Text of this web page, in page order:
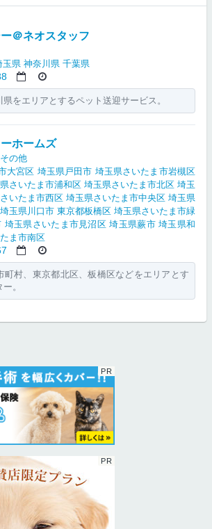
＠ネオスタッフ
玉県 神奈川県 千葉県
をエリアとするペット送迎サービス。
ホームズ
その他
大宮区 埼玉県戸田市 埼玉県さいたま市岩槻区
さいたま市浦和区 埼玉県さいたま市北区 埼玉
いたま市西区 埼玉県さいたま市中央区 埼玉県
埼玉県川口市 東京都板橋区 埼玉県さいたま市緑
埼玉県さいたま市見沼区 埼玉県蕨市 埼玉県和
ま市南区
町村、東京都北区、板橋区などをエリアとす
。